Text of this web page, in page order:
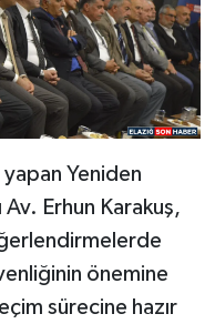
yapan Yeniden
Av. Erhun Karakuş,
önemine
sürecine hazır